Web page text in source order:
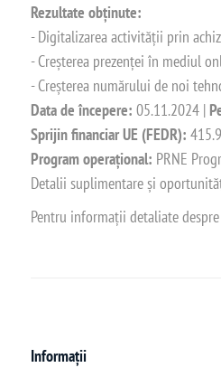
Rezultate obținute:
- Digitalizarea activității prin
- Creșterea prezenței în mediul
- Creșterea numărului de noi
Data de începere: 05.11.2024 |
Sprijin financiar UE (FEDR):
Program operațional: PRNE
Detalii suplimentare și
Pentru informații detaliate
Informații